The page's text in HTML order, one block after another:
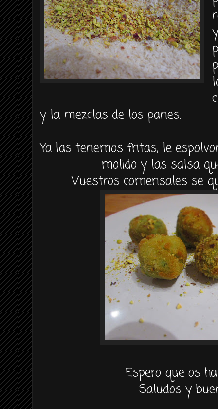
y la mezclas de los panes.
Ya las tenemos fritas, le
molido y las salsa
Vuestros comensales se
Espero que os
Saludos y